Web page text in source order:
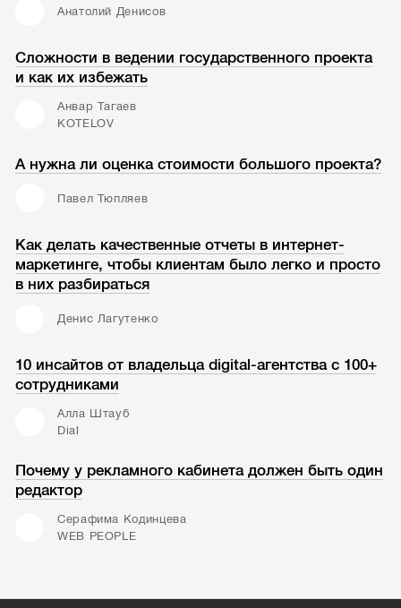
Анатолий Денисов
Сложности в ведении государственного проекта
и как их избежать
Анвар Тагаев
KOTELOV
А нужна ли оценка стоимости большого проекта?
Павел Тюпляев
Как делать качественные отчеты в интернет-
маркетинге, чтобы клиентам было легко и просто
в них разбираться
Денис Лагутенко
10 инсайтов от владельца digital-агентства с 100+
сотрудниками
Алла Штауб
Dial
Почему у рекламного кабинета должен быть один
редактор
Серафима Кодинцева
WEB PEOPLE